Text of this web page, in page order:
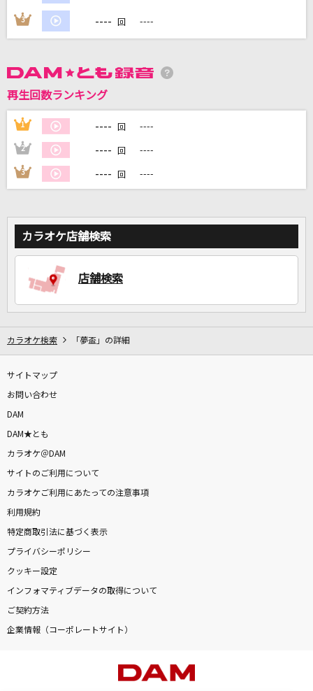
カラオケ最新情報をチェック！
3 ---- 回 ----
再生回数ランキング
1 ---- 回 ----
2 ---- 回 ----
3 ---- 回 ----
カラオケ店舗検索
店舗検索
カラオケ検索 「夢盃」の詳細
サイトマップ
お問い合わせ
DAM
DAM★とも
カラオケ＠DAM
サイトのご利用について
カラオケご利用にあたっての注意事項
利用規約
特定商取引法に基づく表示
プライバシーポリシー
クッキー設定
インフォマティブデータの取得について
ご契約方法
企業情報（コーポレートサイト）